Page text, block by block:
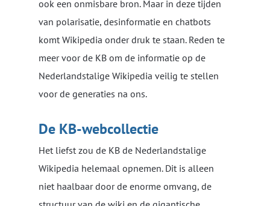
ook een onmisbare bron. Maar in deze tijden
van polarisatie, desinformatie en chatbots
komt Wikipedia onder druk te staan. Reden te
meer voor de KB om de informatie op de
Nederlandstalige Wikipedia veilig te stellen
voor de generaties na ons.
De KB-webcollectie
Het liefst zou de KB de Nederlandstalige
Wikipedia helemaal opnemen. Dit is alleen
niet haalbaar door de enorme omvang, de